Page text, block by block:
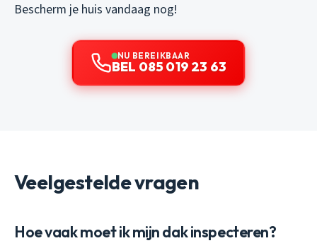
Bescherm je huis vandaag nog!
NU BEREIKBAAR
BEL 085 019 23 63
Veelgestelde vragen
Hoe vaak moet ik mijn dak inspecteren?